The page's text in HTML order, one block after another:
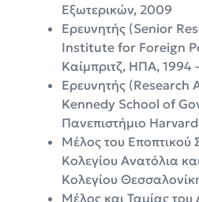
Εξωτερικών, 2009
Ερευνητής (Senior
Institute for Foreign
Καίμπριτζ, ΗΠΑ, 1994
Ερευνητής (Research
Kennedy School of
Πανεπιστήμιο
Μέλος του Εποπτικού
Κολεγίου Ανατόλια
Κολεγίου
Μέλος και Ταμίας του